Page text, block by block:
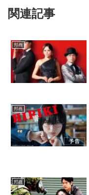
関連記事
邦画
邦画
邦画